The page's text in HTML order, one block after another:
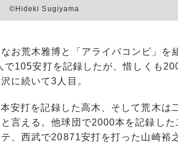
©Hideki Sugiyama
お荒木雅博と「アライバコンビ」を
105安打を記録したが、惜しくも
に続いて3人目。
安打を記録した高木、そして荒木は
言える。他球団で2000本を記録した
、西武で20871安打を打った山崎裕